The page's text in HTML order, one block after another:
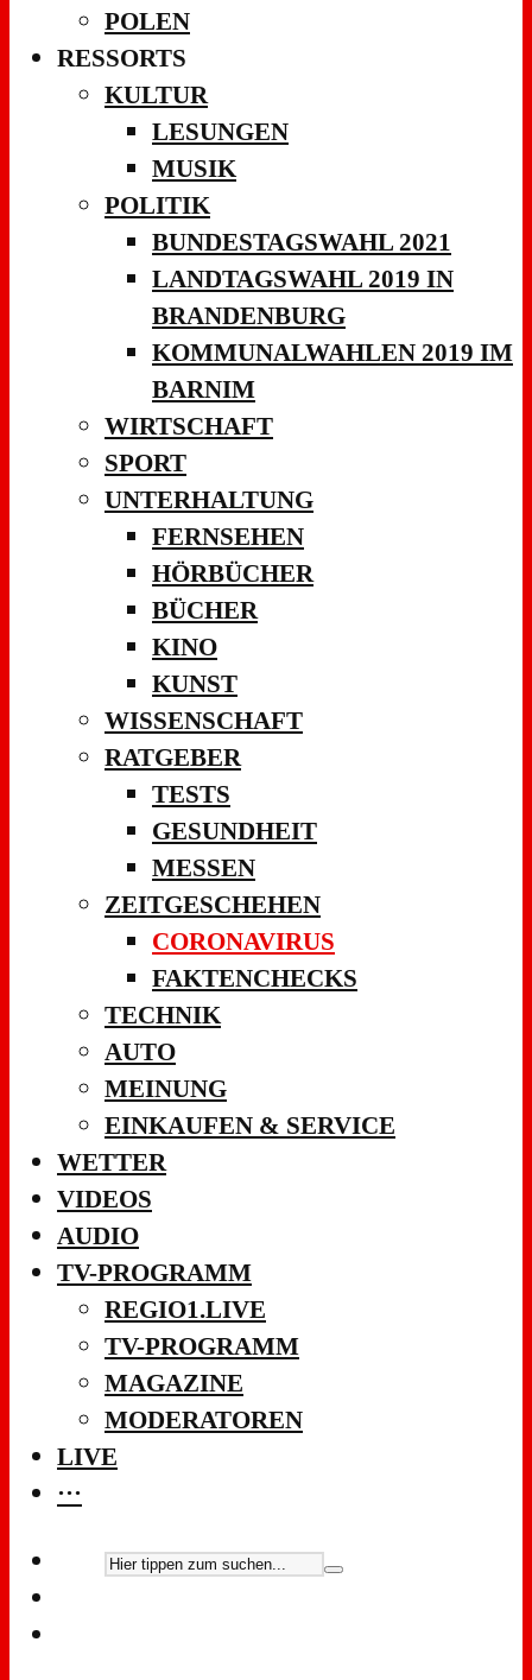
POLEN
RESSORTS
KULTUR
LESUNGEN
MUSIK
POLITIK
BUNDESTAGSWAHL 2021
LANDTAGSWAHL 2019 IN
BRANDENBURG
KOMMUNALWAHLEN 2019 IM
BARNIM
WIRTSCHAFT
SPORT
UNTERHALTUNG
FERNSEHEN
HÖRBÜCHER
BÜCHER
KINO
KUNST
WISSENSCHAFT
RATGEBER
TESTS
GESUNDHEIT
MESSEN
ZEITGESCHEHEN
CORONAVIRUS
FAKTENCHECKS
TECHNIK
AUTO
MEINUNG
EINKAUFEN & SERVICE
WETTER
VIDEOS
AUDIO
TV-PROGRAMM
REGIO1.LIVE
TV-PROGRAMM
MAGAZINE
MODERATOREN
LIVE
···